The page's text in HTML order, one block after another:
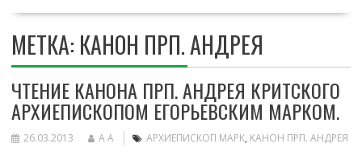
МЕТКА: КАНОН ПРП. АНДРЕЯ
ЧТЕНИЕ КАНОНА ПРП. АНДРЕЯ КРИТСКОГО
АРХИЕПИСКОПОМ ЕГОРЬЕВСКИМ МАРКОМ.
26.03.2013 A A АРХИЕПИСКОП МАРК, КАНОН ПРП. АНДРЕЯ